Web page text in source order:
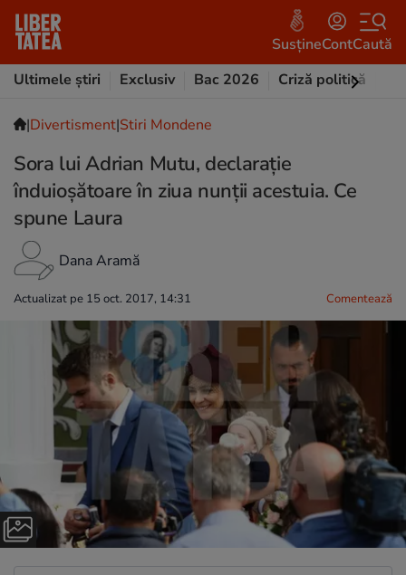
SusțineContCaută
Ultimele știri
Exclusiv Bac 2026 Criză politică
|Divertisment|Stiri Mondene
Sora lui Adrian Mutu, declarație
înduioșătoare în ziua nunții acestuia. Ce
spune Laura
Dana Aramă
Actualizat pe 15 oct. 2017, 14:31 Comentează